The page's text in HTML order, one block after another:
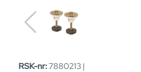
RSK-nr:7880213 |